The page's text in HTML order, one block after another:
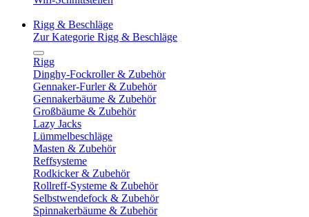
Rigg & Beschläge
Zur Kategorie Rigg & Beschläge
Rigg
Dinghy-Fockroller & Zubehör
Gennaker-Furler & Zubehör
Gennakerbäume & Zubehör
Großbäume & Zubehör
Lazy Jacks
Lümmelbeschläge
Masten & Zubehör
Reffsysteme
Rodkicker & Zubehör
Rollreff-Systeme & Zubehör
Selbstwendefock & Zubehör
Spinnakerbäume & Zubehör